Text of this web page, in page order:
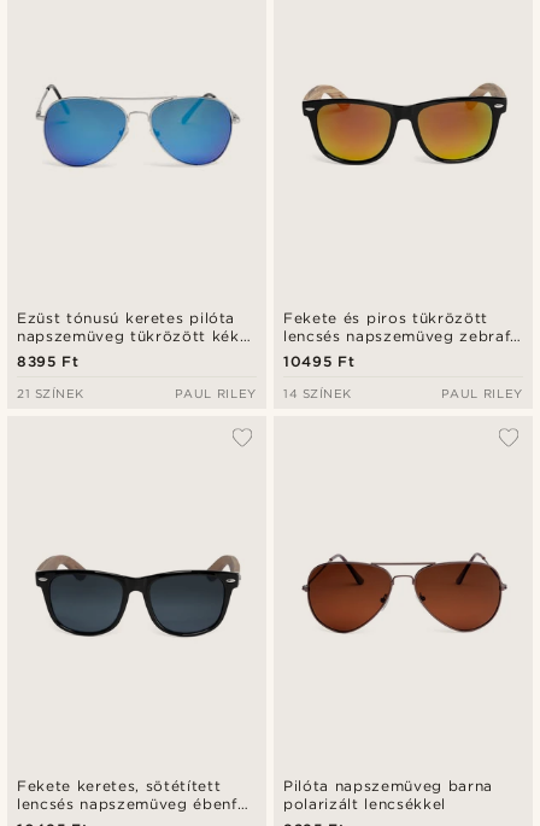
Ezüst tónusú keretes pilóta
napszemüveg tükrözött kék
lencsékkel
8395 Ft
21 SZÍNEK PAUL RILEY
Fekete és piros tükrözött
lencsés napszemüveg zebrafa
szárakkal
10495 Ft
14 SZÍNEK PAUL RILEY
Fekete keretes, sötétített
lencsés napszemüveg ébenfa
szárakkal
Pilóta napszemüveg barna
polarizált lencsékkel